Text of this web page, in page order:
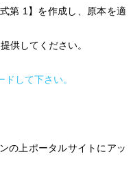
第 1】を作成し、原本を適
供してください。
して下さい。
上ポータルサイトにアッ